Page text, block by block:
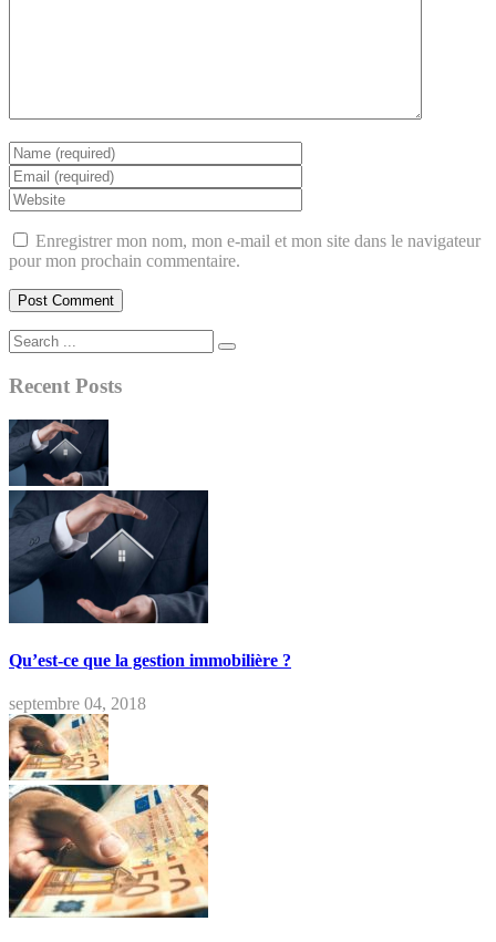
Enregistrer mon nom, mon e-mail et mon site dans le navigateur
pour mon prochain commentaire.
Recent Posts
Qu’est-ce que la gestion immobilière ?
septembre 04, 2018